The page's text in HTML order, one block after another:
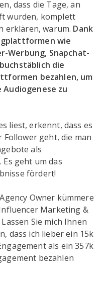
dass die Tage, an
wurden, komplett
erklären, warum. Dank
wie
Werbung, Snapchat-
die
bezahlen, um
zu
liest, erkennt, dass es
Follower geht, die man
als
geht um das
fördert!
Owner kümmere
Marketing &
Sie mich Ihnen
dass ich lieber ein 15k
als ein 357k
bezahlen